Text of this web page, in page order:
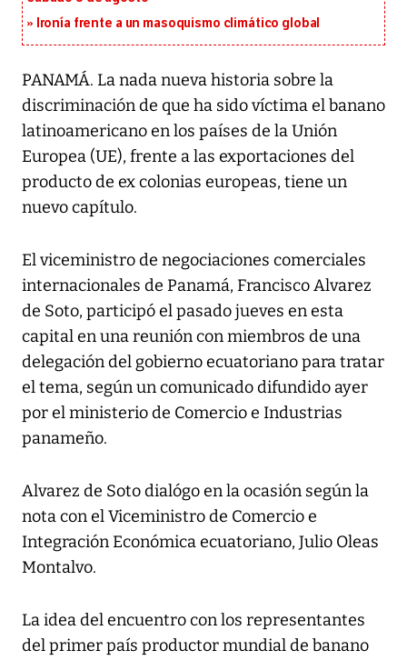
Ironía frente a un masoquismo climático global
PANAMÁ. La nada nueva historia sobre la
discriminación de que ha sido víctima el banano
latinoamericano en los países de la Unión
Europea (UE), frente a las exportaciones del
producto de ex colonias europeas, tiene un
nuevo capítulo.
El viceministro de negociaciones comerciales
internacionales de Panamá, Francisco Alvarez
de Soto, participó el pasado jueves en esta
capital en una reunión con miembros de una
delegación del gobierno ecuatoriano para tratar
el tema, según un comunicado difundido ayer
por el ministerio de Comercio e Industrias
panameño.
Alvarez de Soto dialógo en la ocasión según la
nota con el Viceministro de Comercio e
Integración Económica ecuatoriano, Julio Oleas
Montalvo.
La idea del encuentro con los representantes
del primer país productor mundial de banano